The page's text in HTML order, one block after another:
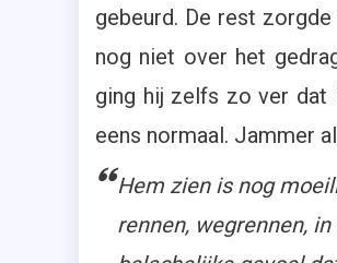
gebeurd. De rest
nog niet over het
ging hij zelfs zo ver dat
eens normaal. Jammer
Hem zien is nog
rennen, wegrennen,